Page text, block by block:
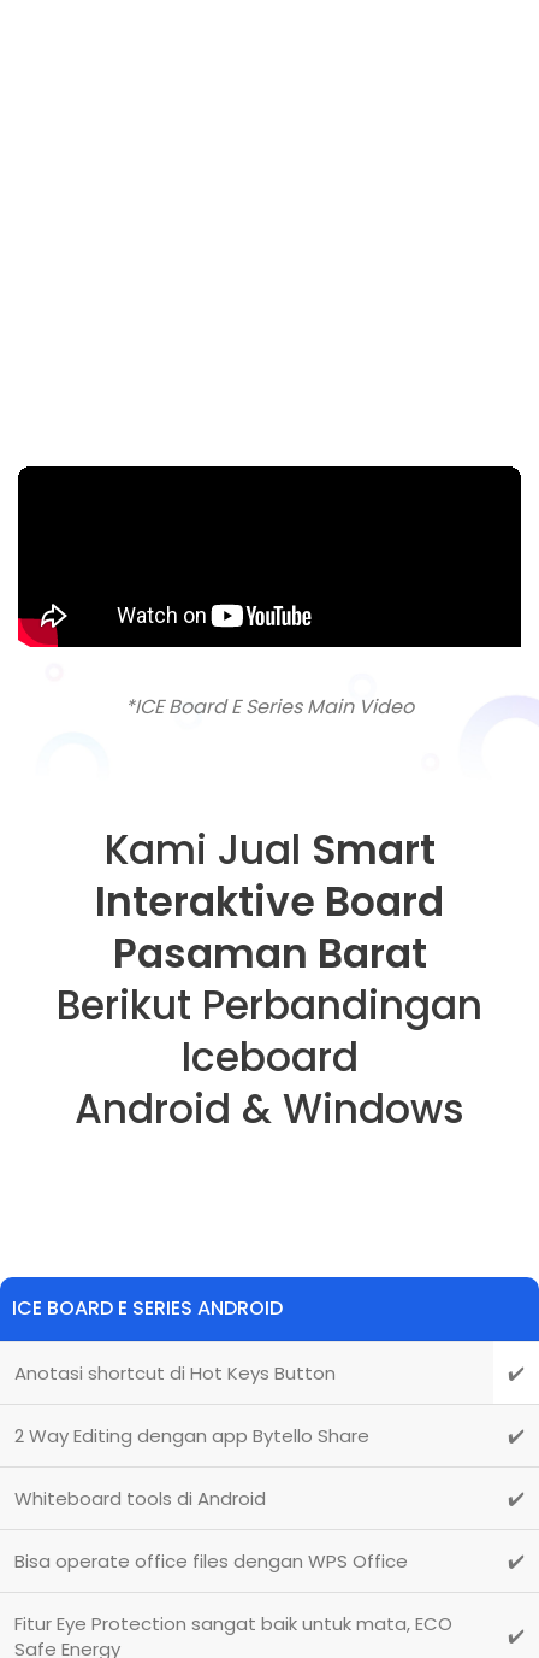
*ICE Board E Series Main Video
Kami Jual Smart
Interaktive Board
Pasaman Barat
Berikut Perbandingan
Iceboard
Android & Windows
ICE BOARD E SERIES ANDROID
Anotasi shortcut di Hot Keys Button ✔️
2 Way Editing dengan app Bytello Share ✔️
Whiteboard tools di Android ✔️
Bisa operate office files dengan WPS Office ✔️
Fitur Eye Protection sangat baik untuk mata, ECO
Safe Energy
✔️